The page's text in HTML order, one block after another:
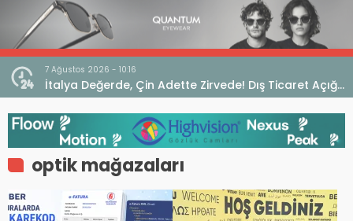
7 Ağustos 2026 - 10:16
İtalya Değerde, Çin Adette Zirvede! Dış Ticaret Açığı
Devam Ediyor
optik mağazaları